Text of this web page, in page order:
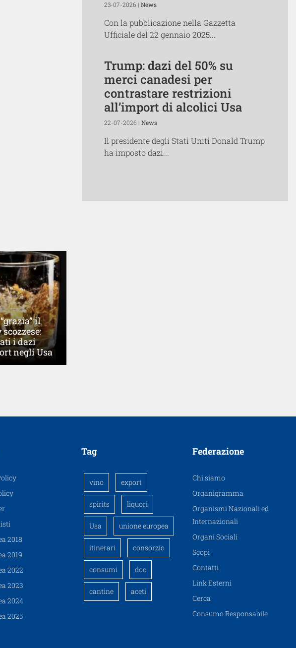
il
i dazi
negli Usa
23-07-2026 | News
Con la pubblicazione nella Gazzetta
Ufficiale del 22 gennaio 2025...
Trump: dazi del 50% su
merci canadesi per
contrastare restrizioni
all’import di alcolici Usa
22-07-2026 | News
Il presidente degli Stati Uniti Donald Trump
ha imposto dazi...
2018
2019
2022
2023
2024
2025
Tag
vino export
spirits liquori
Usa unione europea
itinerari consorzio
consumi doc
cantine aceti
Federazione
Chi siamo
Organigramma
Organismi Nazionali ed
Internazionali
Organi Sociali
Scopi
Contatti
Link Esterni
Cerca
Consumo Responsabile